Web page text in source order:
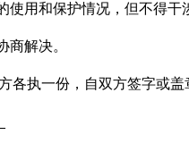
使用和保护情况，但不得干
商解决。
各执一份，自双方签字或盖